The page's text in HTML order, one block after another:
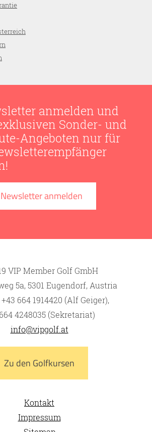
anmelden und
Sonder- und
Angeboten nur für
anmelden
VIP Member Golf GmbH
5a, 5301 Eugendorf, Austria
664 1914420 (Alf Geiger),
4248035 (Sekretariat)
info@vipgolf.at
Zu den Golfkursen
Kontakt
Impressum